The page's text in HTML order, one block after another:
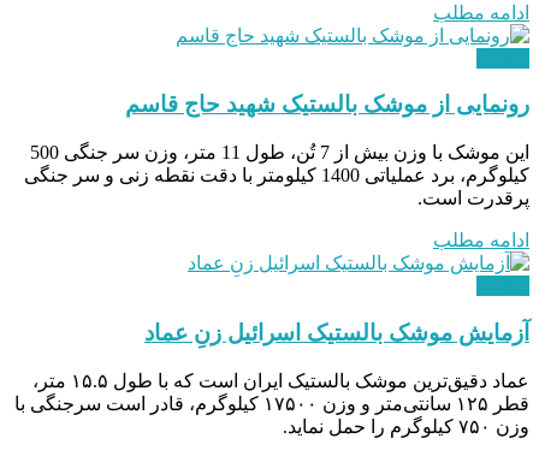
ادامه مطلب
رونمایی از موشک بالستیک شهید حاج قاسم
این موشک با وزن بیش از 7 تُن، طول 11 متر، وزن سر جنگی 500
کیلوگرم، برد عملیاتی 1400 کیلومتر با دقت نقطه زنی و سر جنگی
پرقدرت است.
ادامه مطلب
آزمایش موشک بالستیک اسرائیل زنِ عماد
عماد دقیق‌ترین موشک بالستیک ایران است که با طول ۱۵.۵ متر،
قطر ۱۲۵ سانتی‌متر و وزن ۱۷۵۰۰ کیلوگرم، قادر است سرجنگی با
وزن ۷۵۰ کیلوگرم را حمل نماید.